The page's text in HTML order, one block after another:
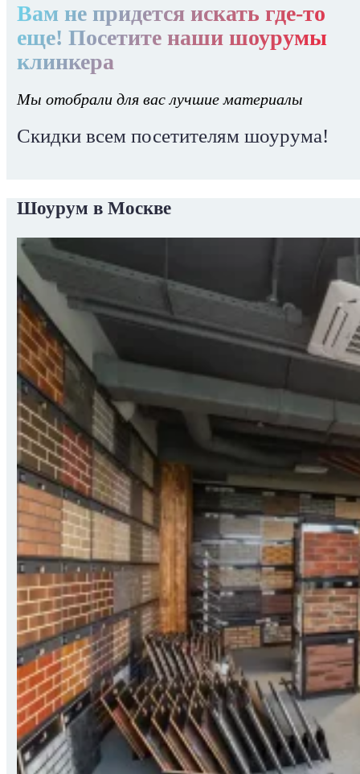
Вам не придется искать где-то
еще! Посетите наши шоурумы
клинкера
Мы отобрали для вас лучшие материалы
Скидки всем посетителям шоурума!
Шоурум в Москве